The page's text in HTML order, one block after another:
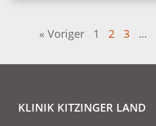
« Voriger 1 2 3 …
KLINIK KITZINGER LAND